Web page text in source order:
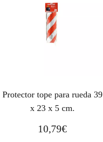
Protector tope para rueda 39
x 23 x 5 cm.
10,79€